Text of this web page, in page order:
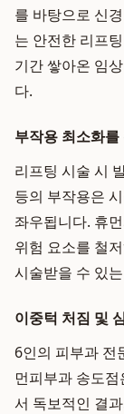
를 바탕으로 신
는 안전한 리프
기간 쌓아온 임
다.
부작용 최소화
리프팅 시술 시
등의 부작용은
좌우됩니다. 휴
위험 요소를 철
시술받을 수 있
이중턱 처짐 및
6인의 피부과 전
먼피부과 송도
서 독보적인 결